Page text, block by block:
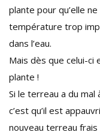
plante pour qu’elle
température trop
dans l’eau.
Mais dès que celui-
plante !
Si le terreau a du mal
c’est qu’il est
nouveau terreau